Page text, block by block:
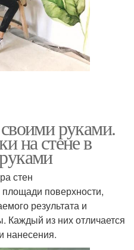
руками.
на стене в
стен
площади поверхности,
результата и
Каждый из них отличается
нанесения.